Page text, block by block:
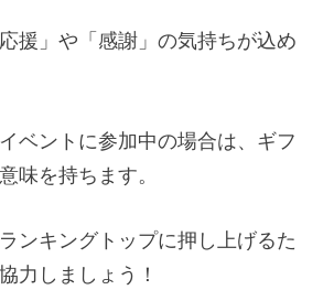
援」や「感謝」の気持ちが込め
ベントに参加中の場合は、ギフ
味を持ちます。
ンキングトップに押し上げるた
力しましょう！